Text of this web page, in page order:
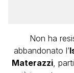
Non ha
abbandonato l’
Materazzi,